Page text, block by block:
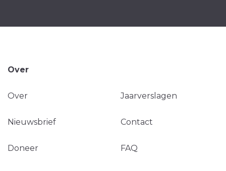
Over
Over Jaarverslagen
Nieuwsbrief Contact
Doneer FAQ